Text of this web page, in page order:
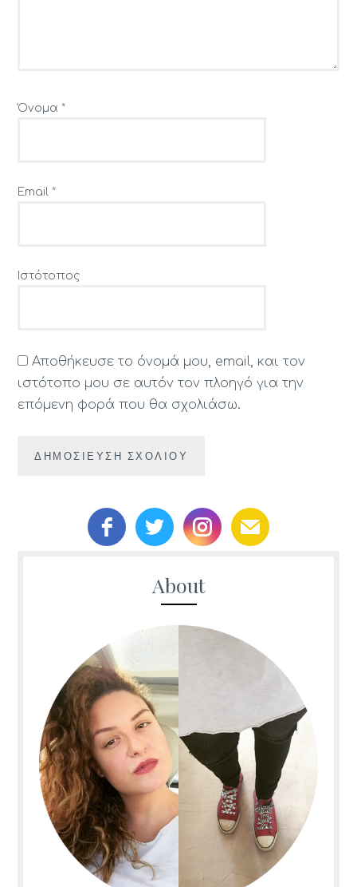
Όνομα*
Email*
Ιστότοπος
Αποθήκευσε το όνομά μου, email, και τον
ιστότοπο μου σε αυτόν τον πλοηγό για την
επόμενη φορά που θα σχολιάσω.
About